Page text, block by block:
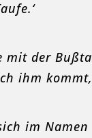
mit der
ihm
im